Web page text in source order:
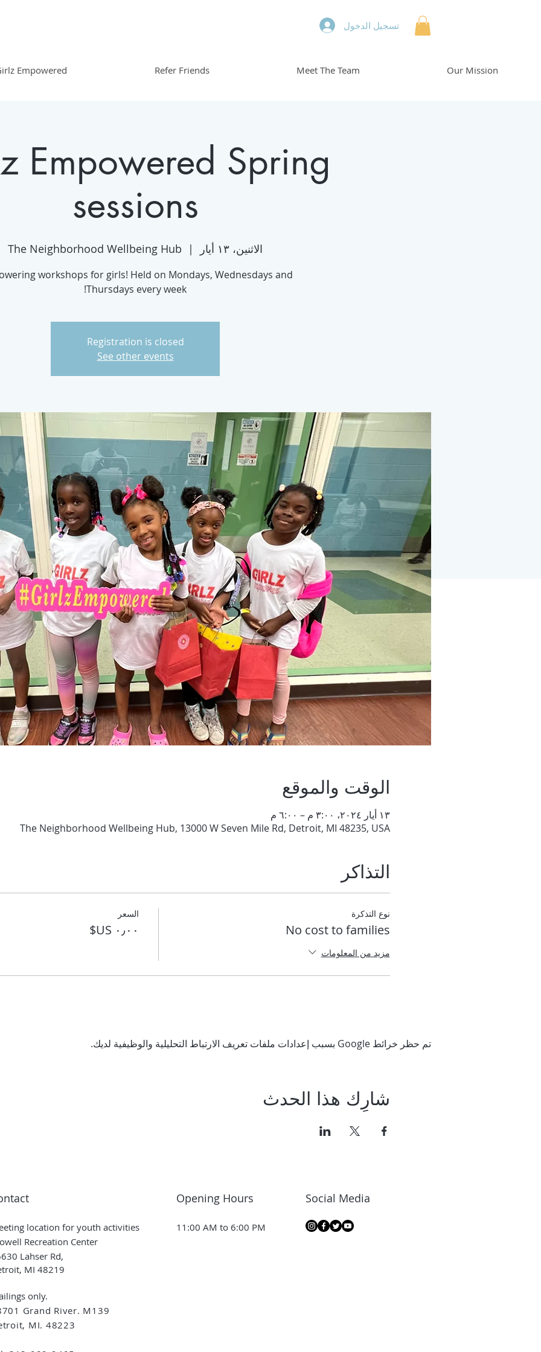
تسجيل الدخول
Empowered Refer Friends Meet The Team Our Mission
Empowered Spring
sessions
الاثنين، ١٣ أيار
  |
The Neighborhood Wellbeing Hub
workshops for girls! Held on Mondays, Wednesdays and
Thursdays every week!
Registration is closed
See other events
الوقت والموقع
١٣ أيار ٢٠٢٤، ٣:٠٠ م – ٦:٠٠ م
The Neighborhood Wellbeing Hub, 13000 W Seven Mile Rd, Detroit, MI 48235, USA
التذاكر
نوع التذكرة
No cost to families
مزيد من المعلومات
السعر
تم حظر خرائط Google بسبب إعدادات ملفات تعريف الارتباط التحليلية والوظيفية لديك.
شارِك هذا الحدث
location for youth activities
Recreation Center
Lahser Rd,
MI 48219
only.
Grand River. M139
MI. 48223
Opening Hours
11:00 AM to 6:00 PM
Social Media